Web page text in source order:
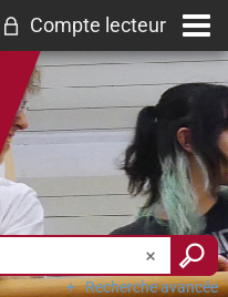
Compte lecteur
Recherche avancée